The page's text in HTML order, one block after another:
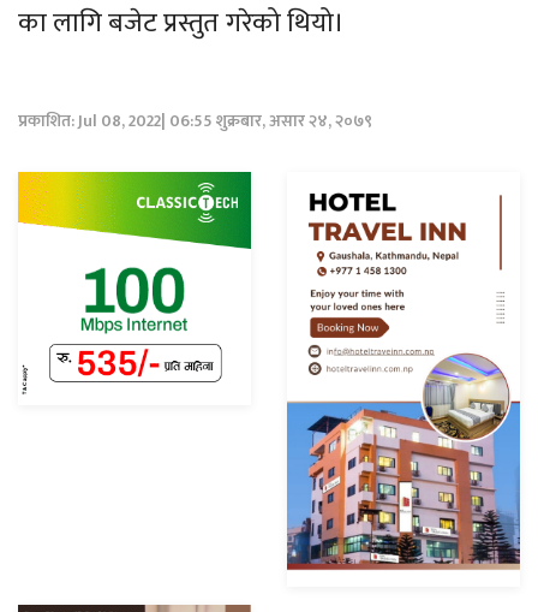
का लागि बजेट प्रस्तुत गरेको थियो।
प्रकाशित: Jul 08, 2022| 06:55 शुक्रबार, असार २४, २०७९